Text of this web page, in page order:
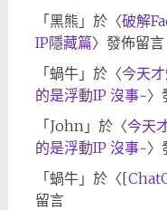
「黑熊 」於〈破解
IP隱藏篇〉發佈留言
「蝸牛」於〈今天
的是浮動IP 沒事~〉
「John 」於〈今天
的是浮動IP 沒事~〉
「蝸牛」於〈
留言